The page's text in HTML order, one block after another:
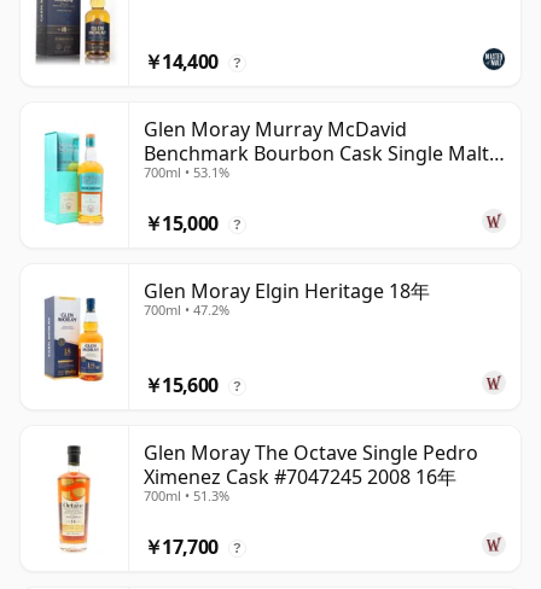
￥14,400 ?
Glen Moray Murray McDavid
Benchmark Bourbon Cask Single Malt
2007 17年
700ml • 53.1%
￥15,000 ?
Glen Moray Elgin Heritage 18年
700ml • 47.2%
￥15,600 ?
Glen Moray The Octave Single Pedro
Ximenez Cask #7047245 2008 16年
700ml • 51.3%
￥17,700 ?